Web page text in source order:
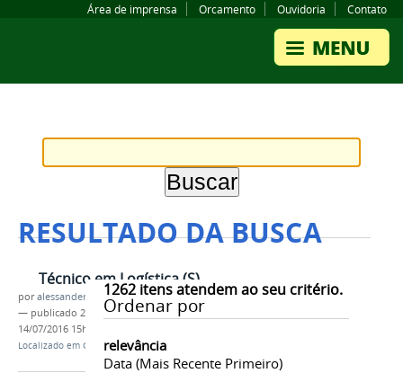
Área de imprensa
Orcamento Ouvidoria Contato
RESULTADO DA BUSCA
1262itens atendem ao seu critério.
Ordenar por
relevância
Data (mais Recente Primeiro)
Técnico em Logística (S)
poralessander.thomaz
— publicado 22/04/2016 —última modificação
14/07/2016 15h31
Localizado em Cursos /…/Técnico